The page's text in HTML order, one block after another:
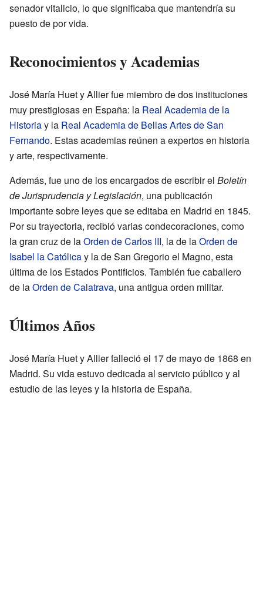
senador vitalicio, lo que significaba que mantendría su
puesto de por vida.
Reconocimientos y Academias
José María Huet y Allier fue miembro de dos instituciones
muy prestigiosas en España: la Real Academia de la
Historiay la Real Academia de Bellas Artes de San
Fernando. Estas academias reúnen a expertos en historia
y arte, respectivamente.
Además, fue uno de los encargados de escribir el Boletín
de Jurisprudencia y Legislación, una publicación
importante sobre leyes que se editaba en Madrid en 1845.
Por su trayectoria, recibió varias condecoraciones, como
la gran cruz de laOrden de Carlos III, la de laOrden de
Isabel la Católicay la de San Gregorio el Magno, esta
última de los Estados Pontificios. También fue caballero
de laOrden de Calatrava, una antigua orden militar.
Últimos Años
José María Huet y Allier falleció el 17 de mayo de 1868 en
Madrid. Su vida estuvo dedicada al servicio público y al
estudio de las leyes y la historia de España.